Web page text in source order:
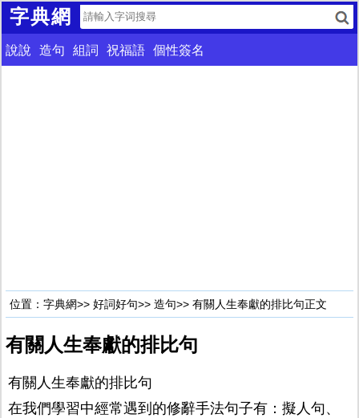
字典網
說說 造句 組詞 祝福語 個性簽名
位置： 字典網>> 好詞好句>> 造句>> 有關人生奉獻的排比句正文
有關人生奉獻的排比句
有關人生奉獻的排比句
在我們學習中經常遇到的修辭手法句子有：擬人句、